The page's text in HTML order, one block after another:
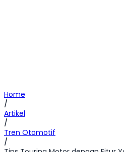
Home
/
Artikel
/
Tren Otomotif
/